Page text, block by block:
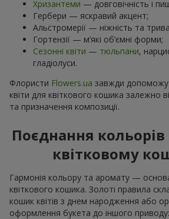
Хризантеми — довговічність і
Гербери — яскравий акцент;
Альстромерії — ніжність та
Гортензії — м’які об’ємні форми;
Сезонні квіти — тюльпани,
гладіолуси.
Флористи Flowers.ua завжди
квіти для квіткового кошика залежно
та призначення композиції.
Поєднання кольорів
квітковому
Гармонія кольору та аромату —
квіткового кошика. Золоті правила
кошик квітів з днем ​​народження або
оформлення букета до іншого приводу: